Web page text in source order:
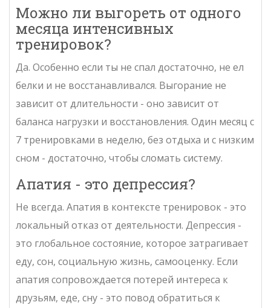
Можно ли выгореть от одного
месяца интенсивных
тренировок?
Да. Особенно если ты не спал достаточно, не ел
белки и не восстанавливался. Выгорание не
зависит от длительности - оно зависит от
баланса нагрузки и восстановления. Один месяц с
7 тренировками в неделю, без отдыха и с низким
сном - достаточно, чтобы сломать систему.
Апатия - это депрессия?
Не всегда. Апатия в контексте тренировок - это
локальный отказ от деятельности. Депрессия -
это глобальное состояние, которое затрагивает
еду, сон, социальную жизнь, самооценку. Если
апатия сопровождается потерей интереса к
друзьям, еде, сну - это повод обратиться к